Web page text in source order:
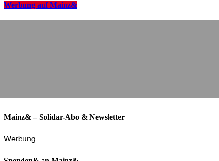
Werbung auf Mainz&
Mainz& – Solidar-Abo & Newsletter
Werbung